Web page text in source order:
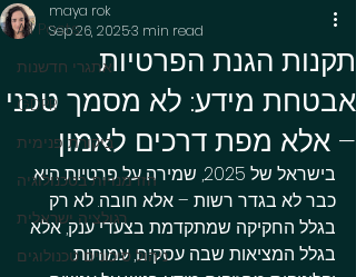
All Posts
אתגרי חדשנות
GDPR
ביקורת פנימית
הזדמנויות בטכנולוגיה
רגולציה ישראלית
ניהול סיכונים טכנולוגים
תקנות הגנת הפרטיות
אבטחת מידע: לא מסמך טכני
– אלא מפת דרכים לאמון
maya rok
Sep 26, 20253 min read
בישראל של 2025, שמירה על פרטיות היא
כבר לא בגדר רשות – אלא חובה. לא רק
בגלל החקיקה שמתקדמת בצעדי ענק, אלא
בגלל המציאות שבה עסקים, עמותות